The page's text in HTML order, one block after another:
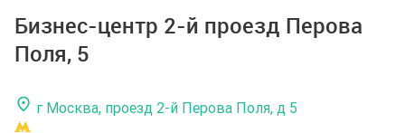
Бизнес-центр 2-й проезд Перова
Поля, 5
г Москва, проезд 2-й Перова Поля, д 5